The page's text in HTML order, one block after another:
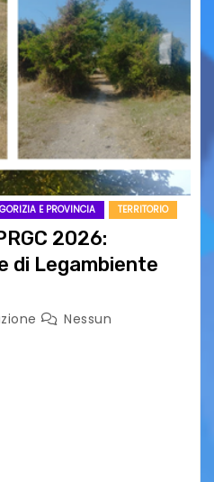
E PROVINCIA TERRITORIO
2026:
di Legambiente
Nessun